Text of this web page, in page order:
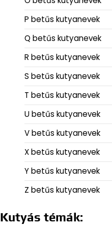
P betűs kutyanevek
Q betűs kutyanevek
R betűs kutyanevek
S betűs kutyanevek
T betűs kutyanevek
U betűs kutyanevek
V betűs kutyanevek
X betűs kutyanevek
Y betűs kutyanevek
Z betűs kutyanevek
Kutyás témák: